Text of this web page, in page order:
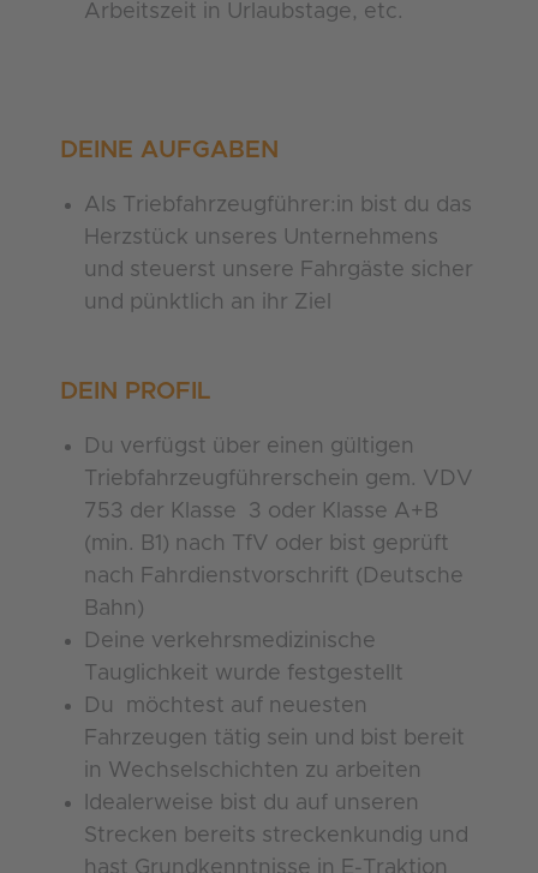
Arbeitszeit in Urlaubstage, etc.
DEINE AUFGABEN
Als Triebfahrzeugführer:in bist du das
Herzstück unseres Unternehmens
und steuerst unsere Fahrgäste sicher
und pünktlich an ihr Ziel
DEIN PROFIL
Du verfügst über einen gültigen
Triebfahrzeugführerschein gem. VDV
753 der Klasse 3 oder Klasse A+B
(min. B1) nach TfV oder bist geprüft
nach Fahrdienstvorschrift (Deutsche
Bahn)
Deine verkehrsmedizinische
Tauglichkeit wurde festgestellt
Du möchtest auf neuesten
Fahrzeugen tätig sein und bist bereit
in Wechselschichten zu arbeiten
Idealerweise bist du auf unseren
Strecken bereits streckenkundig und
hast Grundkenntnisse in E-Traktion